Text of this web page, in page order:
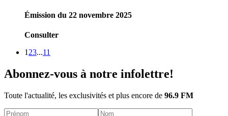
Émission du 22 novembre 2025
Consulter
1 23...11
Abonnez-vous à notre infolettre!
Toute l'actualité, les exclusivités et plus encore de 96.9 FM